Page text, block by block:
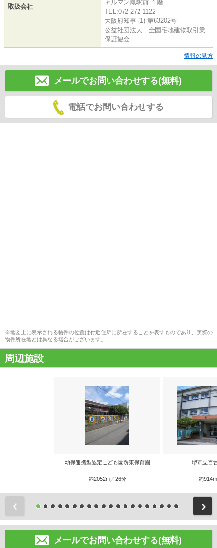
取扱会社
ャルマン鳳駅前 １階
TEL:072-272-1122
大阪府知事 (1) 第63202号
公益社団法人 全国宅地建物取引業
保証協会
情報の見方
メールでお問い合わせする(無料)
電話でお問い合わせする
※地図上に表示される物件の位置は付近住所に所在することを表すものであり、実際の
物件所在地とは異なる場合がございます。
周辺施設
幼保連携型認定こども園堺東保育園
約2052m／26分
堺市立百
約
メールでお問い合わせする(無料)